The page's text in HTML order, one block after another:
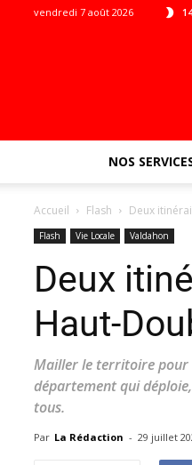
vendredi 7 août 2026
NOS
Accueil Flash Deux
Flash Vie Locale Valdahon
Deux
Haut-
Mailler le territoire pour
département qui
tous.
Par La Rédaction - 29 juillet